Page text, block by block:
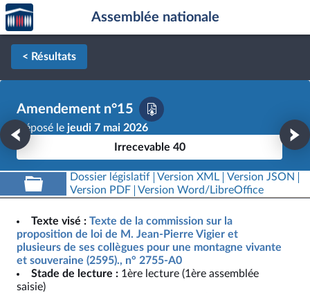
Aller au contenu
Aller en bas de la page
Accèder
à la
page
d'accueil
Assemblée nationale
< Résultats
Amendement n°15
Déposé le jeudi 7 mai 2026
Irrecevable 40
Dossier législatif Version XML
Version JSON
Version PDF
Version Word/LibreOffice
Texte visé : Texte de la commission sur la
proposition de loi de M. Jean-Pierre Vigier et
plusieurs de ses collègues pour une montagne vivante
et souveraine (2595)., n° 2755-A0
Stade de lecture : 1ère lecture (1ère assemblée
saisie)